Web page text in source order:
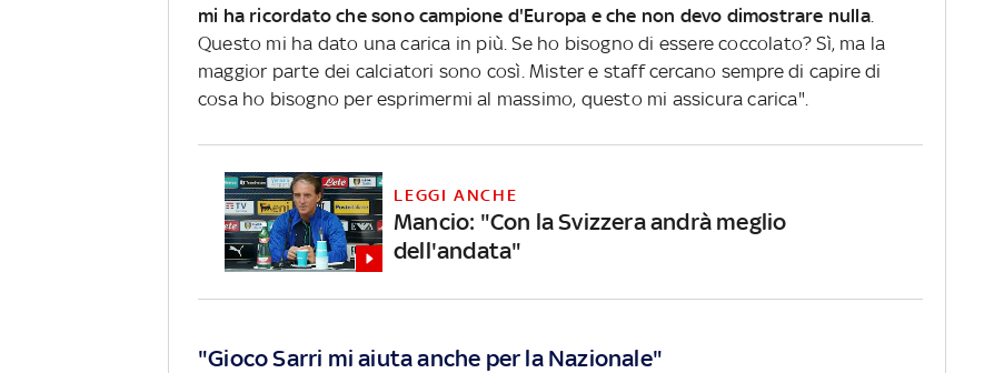
mi ha ricordato che sono campione d'Europa e che non devo dimostrare nulla.
Questo mi ha dato una carica in più. Se ho bisogno di essere coccolato? Sì, ma la
maggior parte dei calciatori sono così. Mister e staff cercano sempre di capire di
cosa ho bisogno per esprimermi al massimo, questo mi assicura carica".
LEGGI ANCHE
Mancio: "Con la Svizzera andrà meglio
dell'andata"
"Gioco Sarri mi aiuta anche per la Nazionale"